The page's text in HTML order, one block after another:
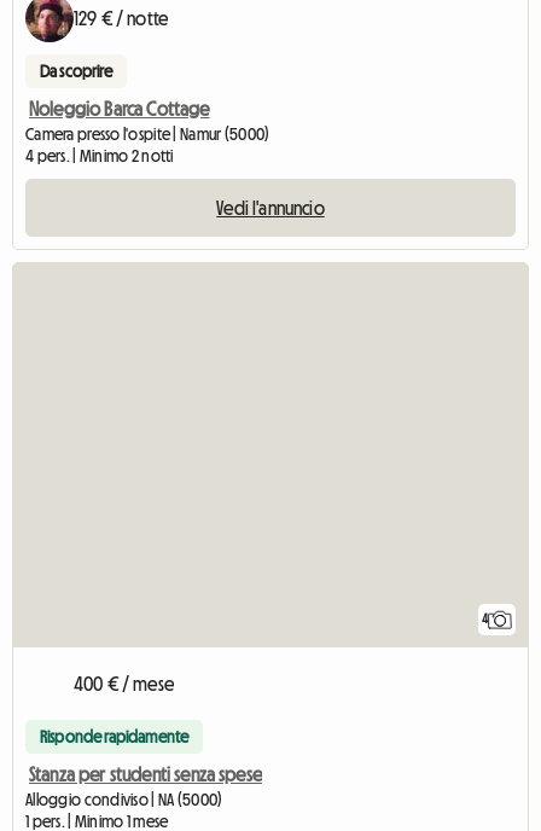
129 € / notte
Da scoprire
Noleggio Barca Cottage
Camera presso l'ospite | Namur (5000)
4 pers. | Minimo 2 notti
Vedi l'annuncio
4
400 € / mese
Risponde rapidamente
Stanza per studenti senza spese
Alloggio condiviso | NA (5000)
1 pers. | Minimo 1 mese